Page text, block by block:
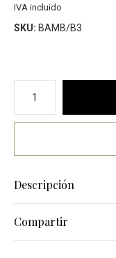
IVA incluido
SKU: BAMB/B3
Descripción
Compartir